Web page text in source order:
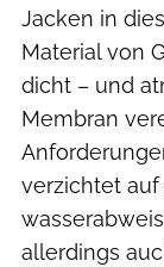
Jacken in
Material von
dicht – und
Membran
verzichtet auf
allerdings